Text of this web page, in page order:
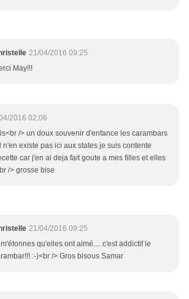
21/04/2016 09:25
May!!!
2016 02:06
/> un doux souvenir d'enfance les carambars
n'en existe pas ici aux states je suis contente
car j'en ai deja fait goute a mes filles et elles
/> grosse bise
21/04/2016 09:25
qu'elles ont aimé.... c'est addictif le
:-)<br /> Gros bisous Samar